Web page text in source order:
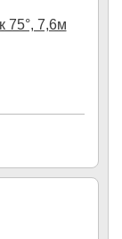
75°, 7,6м